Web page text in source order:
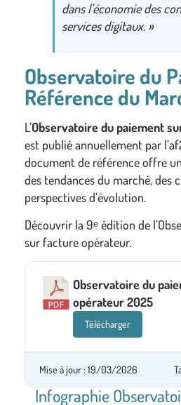
dans l’économie des
services digitaux. »
Observatoire du
Référence du
L’Observatoire du paiement
est publié annuellement par
document de référence offre
des tendances du marché, des
perspectives d’évolution.
Découvrir la 9ᵉ édition de
sur facture opérateur.
Observatoire du
opérateur 2025
Télécharger
Mise à jour : 19/03/2026
Infographie